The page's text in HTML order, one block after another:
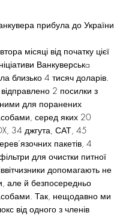
прибула до України
місяці від початку цієї
Ванкуверськa
близько 4 тисяч доларів.
2 посилки з
для поранених
серед яких 20
34 джгута, САТ, 45
пакетів, 4
для очистки питної
допомагають не
але й безпосередньо
Так, нещодавно ми
від одного з членів